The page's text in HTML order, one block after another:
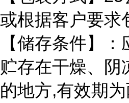
或根据客户要求
【储存条件】：
贮存在干燥、阴
的地方,有效期为